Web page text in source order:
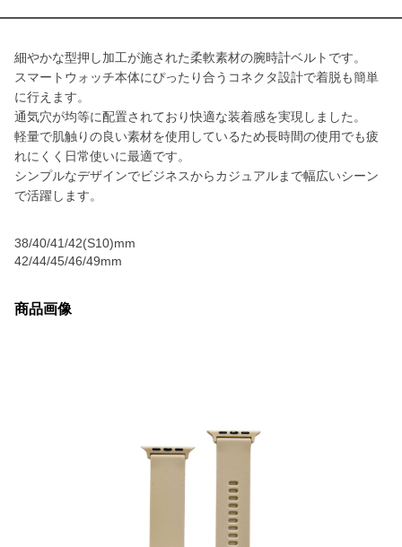
細やかな型押し加工が施された柔軟素材の腕時計ベルトです。
スマートウォッチ本体にぴったり合うコネクタ設計で着脱も簡単
に行えます。
通気穴が均等に配置されており快適な装着感を実現しました。
軽量で肌触りの良い素材を使用しているため長時間の使用でも疲
れにくく日常使いに最適です。
シンプルなデザインでビジネスからカジュアルまで幅広いシーン
で活躍します。
38/40/41/42(S10)mm
42/44/45/46/49mm
商品画像